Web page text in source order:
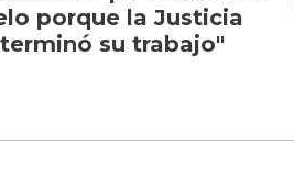
porque la Justicia
su trabajo"